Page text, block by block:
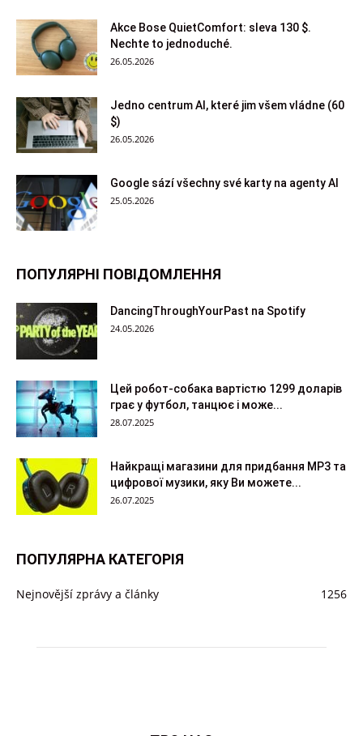
Akce Bose QuietComfort: sleva 130 $.
Nechte to jednoduché.
26.05.2026
Jedno centrum AI, které jim všem vládne (60
$)
26.05.2026
Google sází všechny své karty na agenty AI
25.05.2026
ПОПУЛЯРНІ ПОВІДОМЛЕННЯ
DancingThroughYourPast na Spotify
24.05.2026
Цей робот-собака вартістю 1299 доларів
грає у футбол, танцює і може...
28.07.2025
Найкращі магазини для придбання MP3 та
цифрової музики, яку Ви можете...
26.07.2025
ПОПУЛЯРНА КАТЕГОРІЯ
Nejnovější zprávy a články 1256